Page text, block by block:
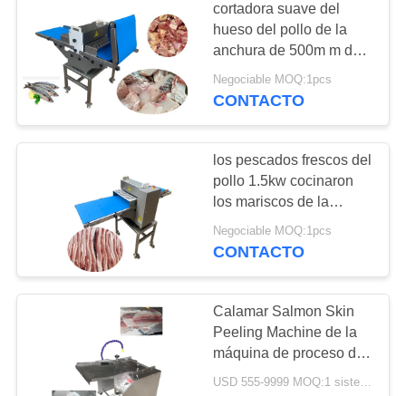
POLÍTICA
PRIVACIDAD
cortador del cuenco
de la carne
máquina de la
máquina de picar
carne de la carne
cortadora suave del
hueso del pollo de la
anchura de 500m m de
los pescados del
cortador fresco de los
Negociable MOQ:1pcs
CONTACTO
los pescados frescos del
pollo 1.5kw cocinaron
los mariscos de la
cortadora de la carne
que cortaban la
Negociable MOQ:1pcs
CONTACTO
Calamar Salmon Skin
Peeling Machine de la
máquina de proceso de
los pescados del
USD 555-9999 MOQ:1 sistema